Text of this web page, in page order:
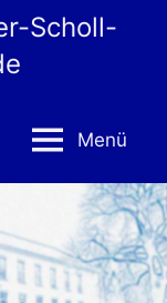
Scholl-
Menü